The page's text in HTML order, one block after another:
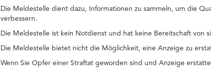
Die Meldestelle dient dazu, Informationen zu sammeln, um die
verbessern.
Die Meldestelle ist kein Notdienst und hat keine Bereitschaft von
Die Meldestelle bietet nicht die Möglichkeit, eine Anzeige zu
Wenn Sie Opfer einer Straftat geworden sind und Anzeige